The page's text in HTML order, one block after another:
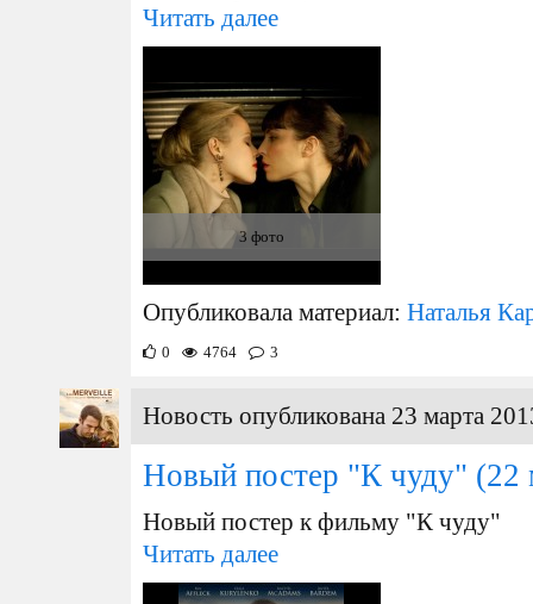
Читать далее
3 фото
Опубликовала материал: Наталья
0 4764 3
Новость опубликована 23 марта
Новый постер "К чуду" (22
Новый постер к фильму "К чуду"
Читать далее